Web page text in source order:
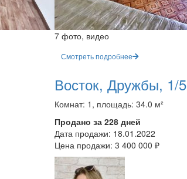
7 фото, видео
Смотреть подробнее
Восток, Дружбы, 1/5
Комнат: 1, площадь: 34.0 м²
Продано за 228 дней
Дата продажи: 18.01.2022
Цена продажи: 3 400 000 ₽